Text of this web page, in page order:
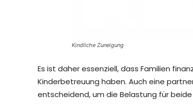
Kindliche Zuneigung
Es ist daher essenziell, dass Familien
Kinderbetreuung haben. Auch eine
entscheidend, um die Belastung für